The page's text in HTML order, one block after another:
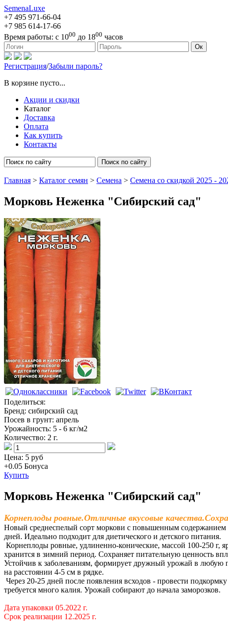
SemenaLuxe
+7 495 971-66-04
+7 985 614-17-66
Время работы: с 1000 до 1800 часов
127473, г. Москва, ул. Краснопролетарская, д. 16, стр. 1 Ок
Регистрация/Забыли пароль?
В корзине пусто...
Акции и скидки
Каталог
Доставка
Оплата
Как купить
Контакты
Поиск по сайту
Главная > Каталог семян > Семена > Семена со скидкой 2025 -
Морковь Неженка "Сибирский сад"
Семена овощей
Поделиться:
Бренд: сибирский сад
Посев в грунт: апрель
Урожайность: 5 - 6 кг/м2
Количество: 2 г.
Цена: 5 руб
+0.05 Бонуса
Купить
Морковь Неженка "Сибирский сад"
Корнеплоды ровные.Отличные вкусовые
Новый среднеспелый сорт моркови с повышенным содержанием
дней. Идеально подходит для диетического и детского питания.
Корнеплоды ровные, удлиненно-конические, массой 100-250 г,
хранится в зимний период. Сохраняет питательную ценность
Устойчив к заболеваниям, формирует дружный урожай в любую
на расстоянии 4-5 см в рядке.
Через 20-25 дней после появления всходов - провести
требуется много калия. Урожай собирают до начала заморозков.
Дата упаковки 05.2022 г.
Срок реализации 12.2025 г.